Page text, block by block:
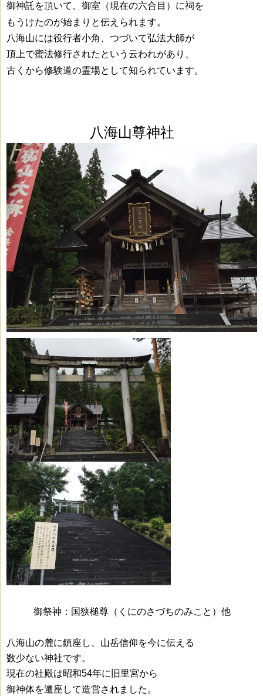
御神託を頂いて、 御室（現在の六合目）に祠を
もうけたのが始まりと伝えられます。
八海山には役行者小角、つづいて弘法大師が
頂上で蜜法修行されたという云われがあり、
古くから修験道の霊場として知られています。
八海山尊神社
御祭神： 国狭槌尊（くにのさづちのみこと）他
八海山の麓に鎮座し、山岳信仰を今に伝える
数少ない神社です。
現在の社殿は昭和54年に旧里宮から
御神体を遷座して造営されました。